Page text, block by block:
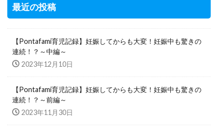
最近の投稿
【Pontafami育児記録】妊娠してからも大変！妊娠中も驚きの
連続！？～中編～
2023年12月10日
【Pontafami育児記録】妊娠してからも大変！妊娠中も驚きの
連続！？～前編～
2023年11月30日